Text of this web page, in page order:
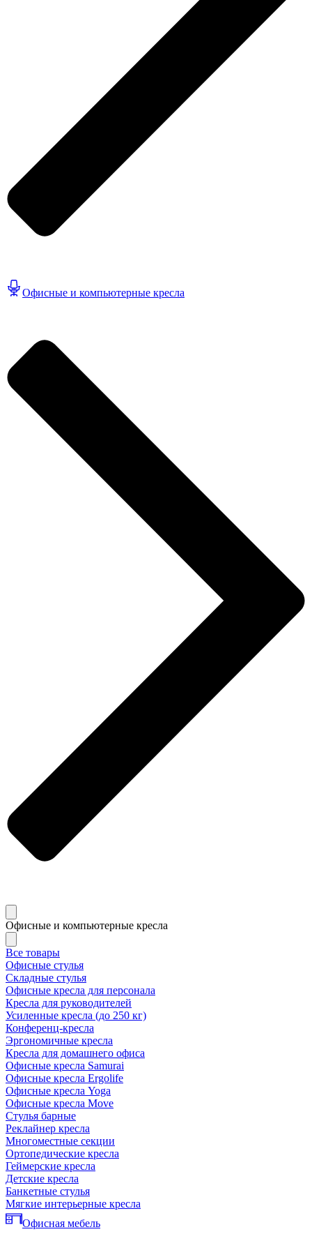
Офисные и компьютерные кресла
Офисные и компьютерные кресла
Все товары
Офисные стулья
Складные стулья
Офисные кресла для персонала
Кресла для руководителей
Усиленные кресла (до 250 кг)
Конференц-кресла
Эргономичные кресла
Кресла для домашнего офиса
Офисные кресла Samurai
Офисные кресла Ergolife
Офисные кресла Yoga
Офисные кресла Move
Стулья барные
Реклайнер кресла
Многоместные секции
Ортопедические кресла
Геймерские кресла
Детские кресла
Банкетные стулья
Мягкие интерьерные кресла
Офисная мебель